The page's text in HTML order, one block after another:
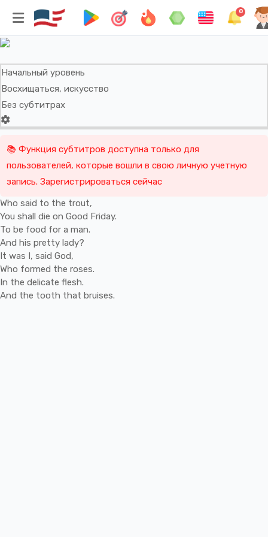
0
Pisces
Ronald Stuart Thomas
Начальный уровень
Восхищаться, искусство
Без субтитрах
📚 Функция субтитров доступна только для
пользователей, которые вошли в свою личную учетную
запись. Зарегистрироваться сейчас
Who said to the trout,
You shall die on Good Friday.
To be food for a man.
And his pretty lady?
It was I, said God,
Who formed the roses.
In the delicate flesh.
And the tooth that bruises.